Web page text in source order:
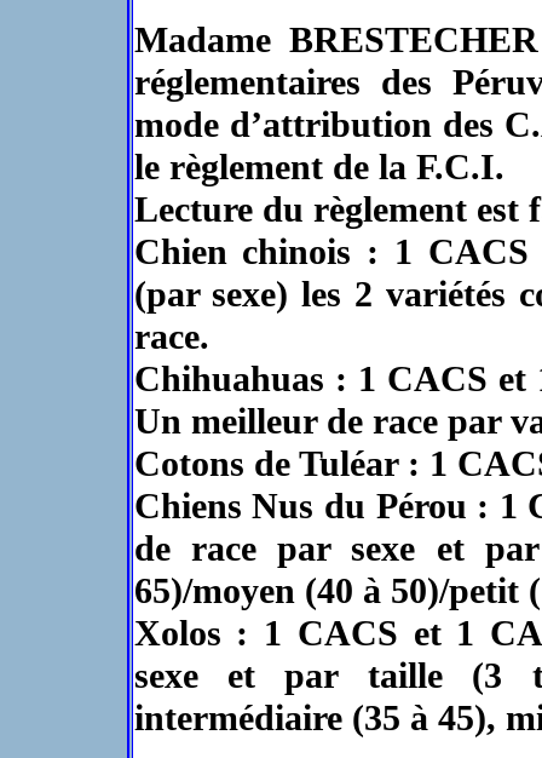
Madame
réglementaires des
mode d’attribution des
le règlement de la F.C.I.
Lecture du règlement est
Chien chinois : 1
(par sexe) les 2 variétés
race.
Chihuahuas : 1 CACS
Un meilleur de race par
Cotons de Tuléar : 1
Chiens Nus du Pérou :
de race par sexe et
65)/moyen (40 à 50)/petit
Xolos : 1 CACS et 1
sexe et par taille (3
intermédiaire (35 à 45),